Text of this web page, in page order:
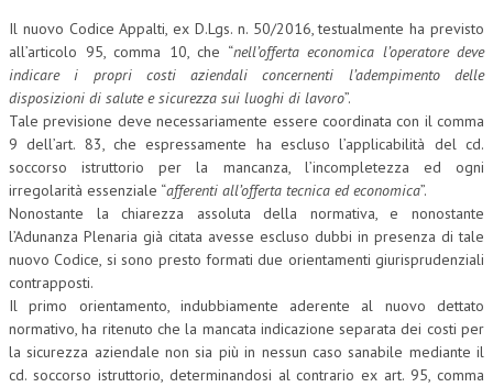
Il nuovo Codice Appalti, ex D.Lgs. n. 50/2016, testualmente ha previsto
all’articolo 95, comma 10, che “nell’offerta economica l’operatore deve
indicare i propri costi aziendali concernenti l’adempimento delle
disposizioni di salute e sicurezza sui luoghi di lavoro”.
Tale previsione deve necessariamente essere coordinata con il comma
9 dell’art. 83, che espressamente ha escluso l’applicabilità del cd.
soccorso istruttorio per la mancanza, l’incompletezza ed ogni
irregolarità essenziale “afferenti all’offerta tecnica ed economica”.
Nonostante la chiarezza assoluta della normativa, e nonostante
l’Adunanza Plenaria già citata avesse escluso dubbi in presenza di tale
nuovo Codice, si sono presto formati due orientamenti giurisprudenziali
contrapposti.
Il primo orientamento, indubbiamente aderente al nuovo dettato
normativo, ha ritenuto che la mancata indicazione separata dei costi per
la sicurezza aziendale non sia più in nessun caso sanabile mediante il
cd. soccorso istruttorio, determinandosi al contrario ex art. 95, comma